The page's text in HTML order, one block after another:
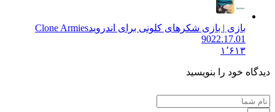
بازی | بازی شکرهای کلونی برای اندرویدClone Armies
9022.17.01
۱٬۶۱۳
دیدگاه خود را بنویسید